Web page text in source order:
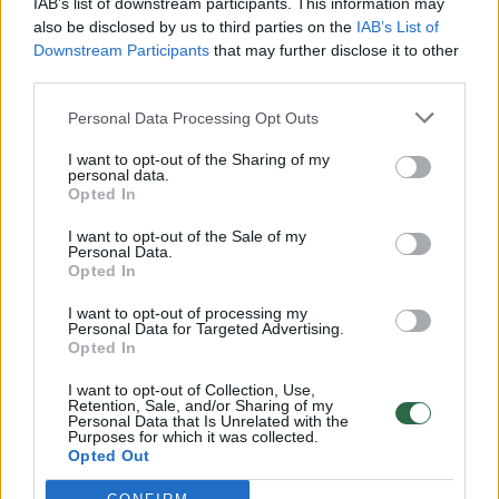
also be disclosed by us to third parties on the IAB’s List of
Downstream Participants that may further disclose it to other
Personal Data Processing Opt Outs
I want to opt-out of the Sharing of my
personal data.
Opted In
I want to opt-out of the Sale of my
Personal Data.
Opted In
I want to opt-out of processing my
Personal Data for Targeted Advertising.
Opted In
I want to opt-out of Collection, Use,
Retention, Sale, and/or Sharing of my
Personal Data that Is Unrelated with the
Purposes for which it was collected.
Opted Out
vaiko gyvybių išgelbėti nepavyko
Žinios | Lietuvos diena
00:00:57
Savaitės vidurys nusimato karštas: temperatūra kils iki
32 laipsnių šilumos
Žinios | Orai
Nufilmavo, kaip patvino Vilniaus Vakarinis aplinkkelis:
Žinios | Lietuvos diena
00:15:54
V. Zalužno pasisakymą laiko bandymu įsitvirtinti
Ukrainos politikoje: jis yra neteisus
Laidos | Nauja diena